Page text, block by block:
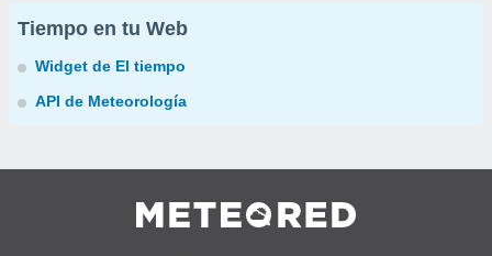
Tiempo en tu Web
Widget de El tiempo
API de Meteorología